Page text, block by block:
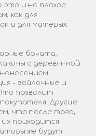
и не плохое
как для
и для матерых
бочата,
с деревянной
- войлочные и
позволит
Другие
что после того,
приходится
же будут